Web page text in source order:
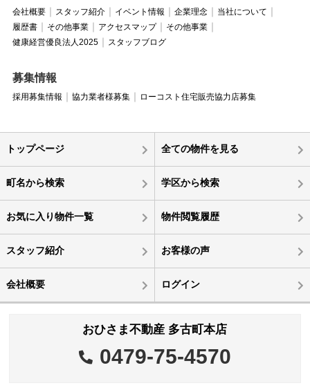
会社概要 スタッフ紹介 イベント情報 企業理念
当社について
履歴書
その他事業 アクセスマップ
その他事業
健康経営優良法人2025
スタッフブログ
募集情報
採用募集情報 協力業者様募集 ローコスト住宅販売協力店募集
トップページ 全ての物件を見る
町名から検索 学区から検索
お気に入り物件一覧 物件閲覧履歴
スタッフ紹介 お客様の声
会社概要 ログイン
おひさま不動産 多古町本店
0479-75-4570